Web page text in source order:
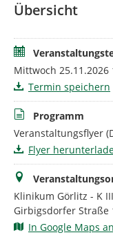
Darüber hinaus wird
erfahrene Fachkraft
Zusammenarbeit mit
weiteren
beleuchtet.
Neben fachlichen
kollegialen
Gespräche.
Die Teilnahme ist
Görlitz vorbehalten.
Wir freuen uns auf
Veranstalter des
Übersicht
Mittwoch 25.11.2026
Termin speichern
Programm
Veranstaltungsflyer
Flyer
Klinikum Görlitz - K
Girbigsdorfer Straße
In Google Maps